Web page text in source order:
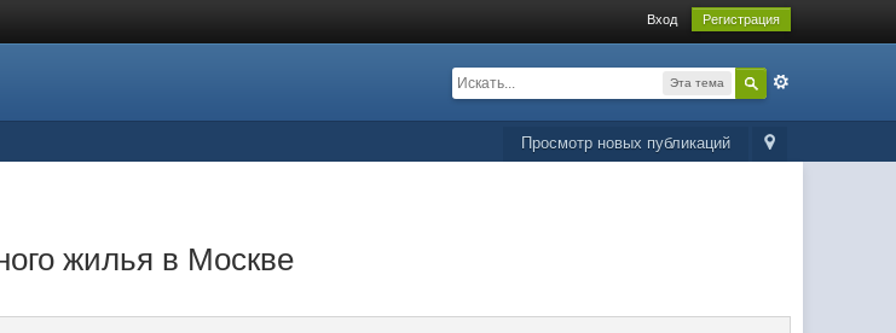
Вход Регистрация
Эта тема
Просмотр новых публикаций
жилья в Москве